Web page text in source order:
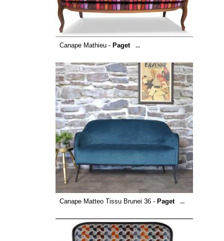
Canape Mathieu - Paget ...
Canape Matteo Tissu Brunei 36 - Paget ...